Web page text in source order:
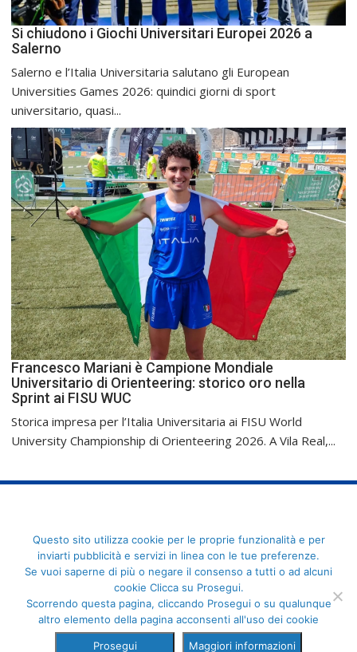
Si chiudono i Giochi Universitari Europei 2026 a
Salerno
Salerno e l’Italia Universitaria salutano gli European
Universities Games 2026: quindici giorni di sport
universitario, quasi...
Francesco Mariani è Campione Mondiale
Universitario di Orienteering: storico oro nella
Sprint ai FISU WUC
Storica impresa per l’Italia Universitaria ai FISU World
University Championship di Orienteering 2026. A Vila Real,...
FederCUSI: Federazione Italiana dello Sport Universitario - Via
Angelo Brofferio, 7 - 00195 Roma - C.F. 80109270589
Questo sito utilizza cookie per le proprie funzionalità e per
inviarti pubblicità e servizi in linea con le tue preferenze.
Se vuoi saperne di più o negare il consenso a tutti o ad alcuni
cookie Clicca su Prosegui.
Scorrendo questa pagina, cliccando Prosegui o su qualunque
altro elemento della pagina acconsenti all'uso dei cookie
Prosegui Maggiori informazioni